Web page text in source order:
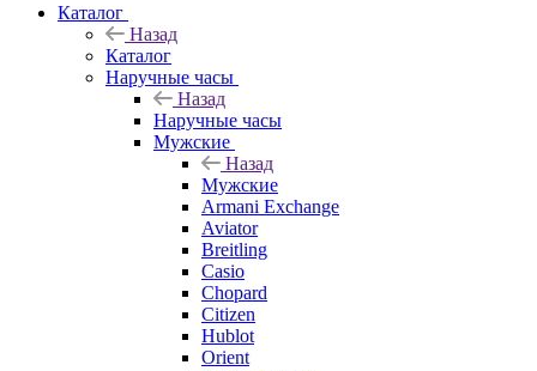
Каталог
Назад
Каталог
Наручные часы
Назад
Наручные часы
Мужские
Назад
Мужские
Armani Exchange
Aviator
Breitling
Casio
Chopard
Citizen
Hublot
Orient